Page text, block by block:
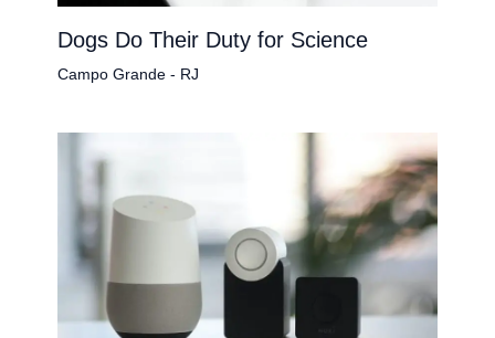
Dogs Do Their Duty for Science
Campo Grande - RJ